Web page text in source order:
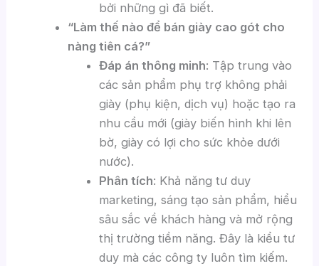
bởi những gì đã biết.
“Làm thế nào để bán giày cao gót cho
nàng tiên cá?”
Đáp án thông minh: Tập trung vào
các sản phẩm phụ trợ không phải
giày (phụ kiện, dịch vụ) hoặc tạo ra
nhu cầu mới (giày biến hình khi lên
bờ, giày có lợi cho sức khỏe dưới
nước).
Phân tích: Khả năng tư duy
marketing, sáng tạo sản phẩm, hiểu
sâu sắc về khách hàng và mở rộng
thị trường tiềm năng. Đây là kiểu tư
duy mà các công ty luôn tìm kiếm.